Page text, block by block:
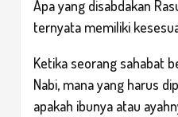
Apa yang disabdakan
ternyata memiliki
Ketika seorang sahabat
Nabi, mana yang harus
apakah ibunya atau